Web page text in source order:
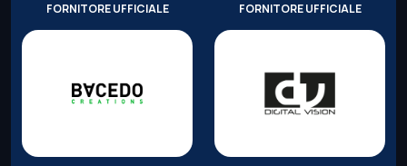
FORNITORE UFFICIALE FORNITORE UFFICIALE